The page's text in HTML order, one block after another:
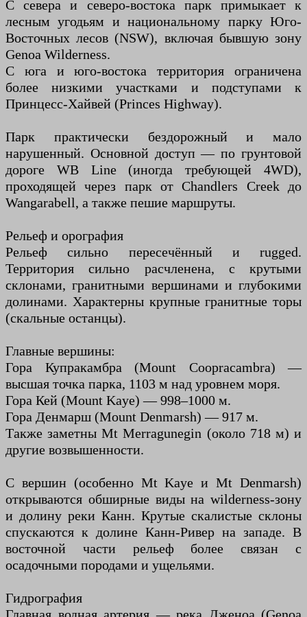
С севера и северо-востока парк примыкает к
лесным угодьям и национальному парку Юго-
Восточных лесов (NSW), включая бывшую зону
Genoa Wilderness.
С юга и юго-востока территория ограничена
более низкими участками и подступами к
Принцесс-Хайвей (Princes Highway).
Парк практически бездорожный и мало
нарушенный. Основной доступ — по грунтовой
дороге WB Line (иногда требующей 4WD),
проходящей через парк от Chandlers Creek до
Wangarabell, а также пешие маршруты.
Рельеф и орография
Рельеф сильно пересечённый и rugged.
Территория сильно расчленена, с крутыми
склонами, гранитными вершинами и глубокими
долинами. Характерны крупные гранитные торы
(скальные останцы).
Главные вершины:
Гора Купракамбра (Mount Coopracambra) —
высшая точка парка, 1103 м над уровнем моря.
Гора Кей (Mount Kaye) — 998–1000 м.
Гора Денмарш (Mount Denmarsh) — 917 м.
Также заметны Mt Merragunegin (около 718 м) и
другие возвышенности.
С вершин (особенно Mt Kaye и Mt Denmarsh)
открываются обширные виды на wilderness-зону
и долину реки Канн. Крутые скалистые склоны
спускаются к долине Канн-Ривер на западе. В
восточной части рельеф более связан с
осадочными породами и ущельями.
Гидрография